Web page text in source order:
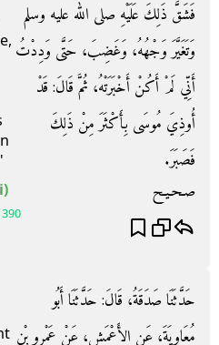
فَشَقَّ ذَلِكَ عَلَيْهِ صلى الله عليه وسلم
وَتَغَيَّرَ وَجْهُهُ، وَغَضِبَ، حَتَّى وَدِدْتُ
أَنِّي لَمْ أَكُنْ أَخْبَرَتْهُ، ثُمَّ قَالَ‏:‏ قَدْ
أُوذِيَ مُوسَى بِأَكْثَرَ مِنْ ذَلِكَ
فَصَبَرَ‏.‏
صـحـيـح
390
حَدَّثَنَا صَدَقَةُ، قَالَ‏:‏ حَدَّثَنَا أَبُو
مُعَاوِيَةَ، عَنِ الأَعْمَشِ، عَنْ عَمْرِو بْنِ